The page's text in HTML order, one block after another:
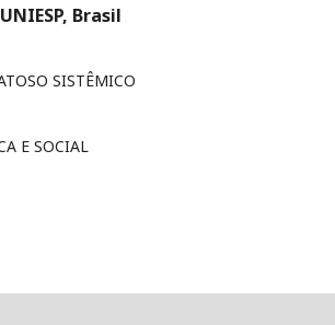
Brasil
SISTÊMICO
E SOCIAL